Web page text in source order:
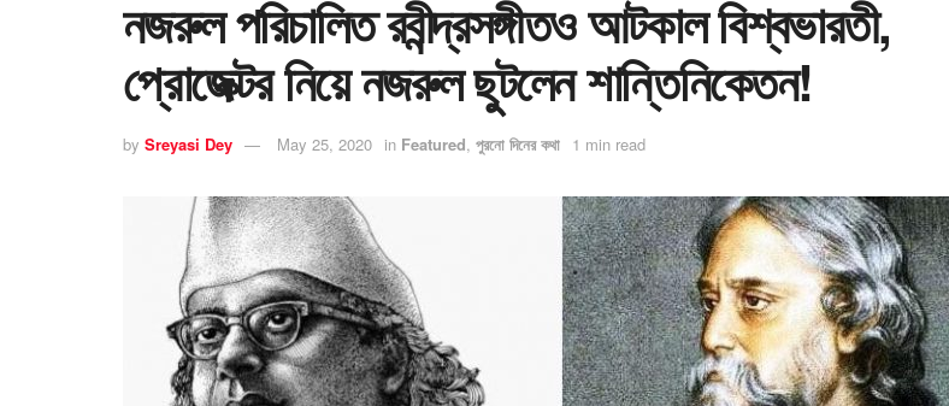
নজরুল পরিচালিত রবীন্দ্রসঙ্গীতও আটকাল বিশ্বভারতী,
প্রোজেক্টর নিয়ে নজরুল ছুটলেন শান্তিনিকেতন!
by Sreyasi Dey May 25, 2020 in Featured, পুরনো দিনের কথা 1 min read